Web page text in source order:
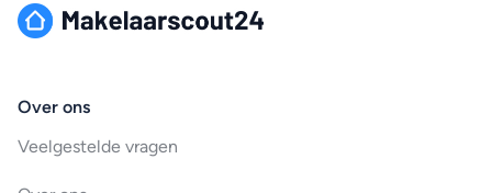
Over ons
Veelgestelde vragen